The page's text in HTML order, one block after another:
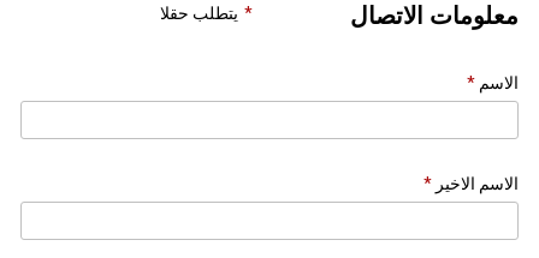
معلومات الاتصال يتطلب حقلا
الاسم
الاسم الاخير